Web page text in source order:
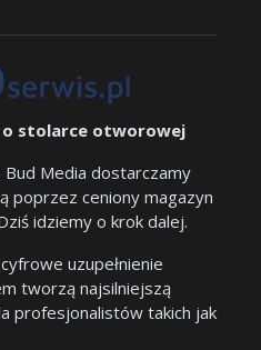
stolarce otworowej
Media dostarczamy
poprzez ceniony magazyn
idziemy o krok dalej.
uzupełnienie
tworzą najsilniejszą
profesjonalistów takich jak